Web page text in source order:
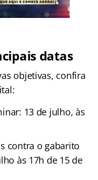
datas
objetivas, confira
13 de julho, às
contra o gabarito
às 17h de 15 de